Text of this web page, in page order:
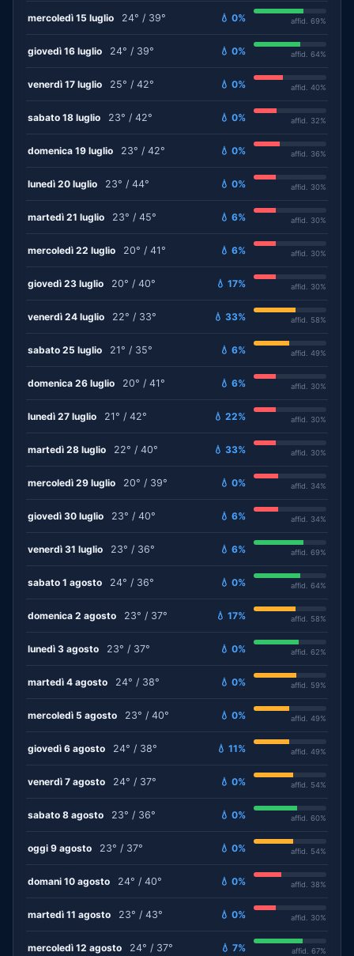
mercoledì 15 luglio 24° / 39° 💧 0% affid. 69%
giovedì 16 luglio 24° / 39° 💧 0% affid. 64%
venerdì 17 luglio 25° / 42° 💧 0% affid. 40%
sabato 18 luglio 23° / 42° 💧 0% affid. 32%
domenica 19 luglio 23° / 42° 💧 0% affid. 36%
lunedì 20 luglio 23° / 44° 💧 0% affid. 30%
martedì 21 luglio 23° / 45° 💧 6% affid. 30%
mercoledì 22 luglio 20° / 41° 💧 6% affid. 30%
giovedì 23 luglio 20° / 40° 💧 17% affid. 30%
venerdì 24 luglio 22° / 33° 💧 33% affid. 58%
sabato 25 luglio 21° / 35° 💧 6% affid. 49%
domenica 26 luglio 20° / 41° 💧 6% affid. 30%
lunedì 27 luglio 21° / 42° 💧 22% affid. 30%
martedì 28 luglio 22° / 40° 💧 33% affid. 30%
mercoledì 29 luglio 20° / 39° 💧 0% affid. 34%
giovedì 30 luglio 23° / 40° 💧 6% affid. 34%
venerdì 31 luglio 23° / 36° 💧 6% affid. 69%
sabato 1 agosto 24° / 36° 💧 0% affid. 64%
domenica 2 agosto 23° / 37° 💧 17% affid. 58%
lunedì 3 agosto 23° / 37° 💧 0% affid. 62%
martedì 4 agosto 24° / 38° 💧 0% affid. 59%
mercoledì 5 agosto 23° / 40° 💧 0% affid. 49%
giovedì 6 agosto 24° / 38° 💧 11% affid. 49%
venerdì 7 agosto 24° / 37° 💧 0% affid. 54%
sabato 8 agosto 23° / 36° 💧 0% affid. 60%
oggi 9 agosto 23° / 37° 💧 0% affid. 54%
domani 10 agosto 24° / 40° 💧 0% affid. 38%
martedì 11 agosto 23° / 43° 💧 0% affid. 30%
mercoledì 12 agosto 24° / 37° 💧 7% affid. 67%